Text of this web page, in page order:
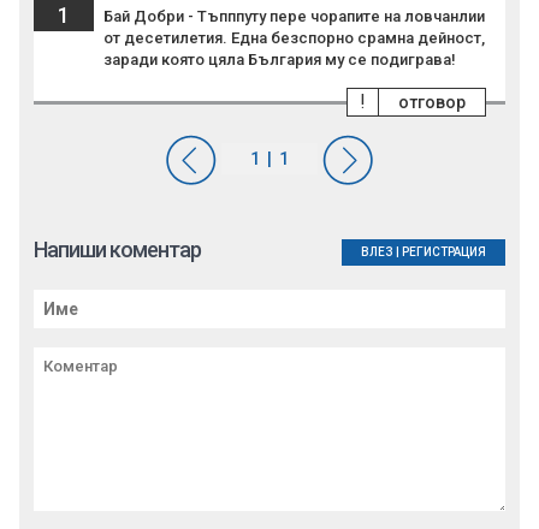
1
Бай Добри - Тъпппуту пере чорапите на ловчанлии
от десетилетия. Една безспорно срамна дейност,
заради която цяла България му се подиграва!
отговор
!
Напиши коментар ВЛЕЗ РЕГИСТРАЦИЯ